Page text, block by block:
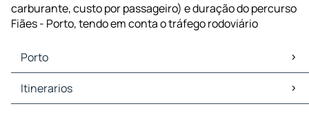
carburante, custo por passageiro) e duração do percurso
Fiães - Porto, tendo em conta o tráfego rodoviário
Porto
Porto Mapas Plantas
Porto Trafego
Itinerarios